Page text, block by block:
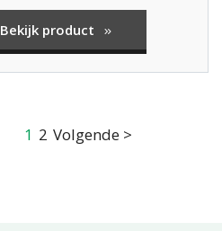
Bekijk product
1 2 Volgende >